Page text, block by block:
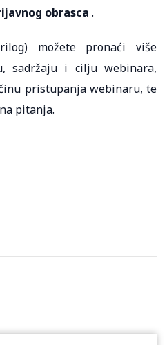
obrasca .
možete pronaći više
sadržaju i cilju webinara,
pristupanja webinaru, te
pitanja.